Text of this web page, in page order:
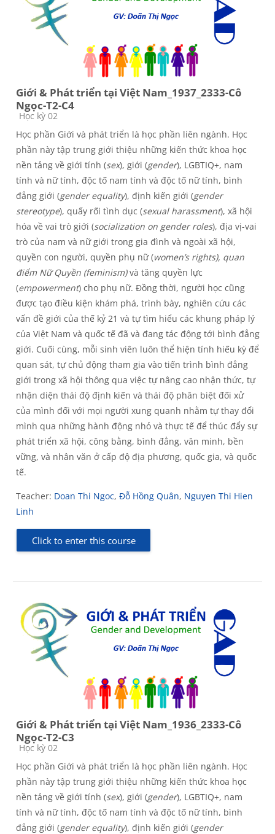
Giới & Phát triển tại Việt Nam_1937_2333-Cô
Ngọc-T2-C4
Course category
Học kỳ 02
Học phần Giới và phát triển là học phần liên ngành. Học
phần này tập trung giới thiệu những kiến thức khoa học
nền tảng về giới tính (sex), giới (gender), LGBTIQ+, nam
tính và nữ tính, độc tố nam tính và độc tố nữ tính, bình
đẳng giới (gender equality), định kiến giới (gender
stereotype), quấy rối tình dục (sexual harassment), xã hội
hóa về vai trò giới (socialization on gender roles), địa vị-vai
trò của nam và nữ giới trong gia đình và ngoài xã hội,
quyền con người, quyền phụ nữ (women’s rights), quan
điểm Nữ Quyền (feminism)và tăng quyền lực
(empowerment) cho phụ nữ. Đồng thời, người học cũng
được tạo điều kiện khám phá, trình bày, nghiên cứu các
vấn đề giới của thế kỷ 21 và tự tìm hiểu các khung pháp lý
của Việt Nam và quốc tế đã và đang tác động tới bình đẳng
giới. Cuối cùng, mỗi sinh viên luôn thể hiện tính hiếu kỳ để
quan sát, tự chủ động tham gia vào tiến trình bình đẳng
giới trong xã hội thông qua việc tự nâng cao nhận thức, tự
nhận diện thái độ định kiến và thái độ phân biệt đối xử
của mình đối với mọi người xung quanh nhằm tự thay đổi
mình qua những hành động nhỏ và thực tế để thúc đẩy sự
phát triển xã hội, công bằng, bình đẳng, văn minh, bền
vững, và nhân văn ở cấp độ địa phương, quốc gia, và quốc
tế.
Teacher: Doan Thi Ngoc, Đỗ Hồng Quân, Nguyen Thi Hien
Linh
Click to enter this course
Giới & Phát triển tại Việt Nam_1936_2333-Cô
Ngọc-T2-C3
Course category
Học kỳ 02
Học phần Giới và phát triển là học phần liên ngành. Học
phần này tập trung giới thiệu những kiến thức khoa học
nền tảng về giới tính (sex), giới (gender), LGBTIQ+, nam
tính và nữ tính, độc tố nam tính và độc tố nữ tính, bình
đẳng giới (gender equality), định kiến giới (gender